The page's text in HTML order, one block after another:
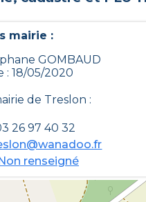
mairie :
GOMBAUD
: 18/05/2020
de Treslon :
26 97 40 32
Non renseigné